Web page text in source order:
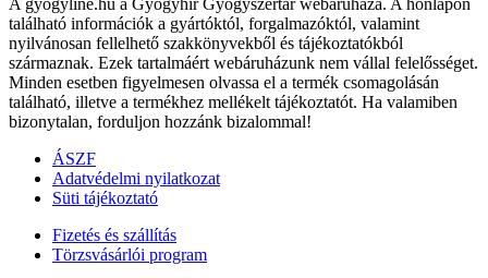
található információk a gyártóktól, forgalmazóktól, valamint
nyilvánosan fellelhető szakkönyvekből és tájékoztatókból
származnak. Ezek tartalmáért webáruházunk nem vállal felelősséget.
Minden esetben figyelmesen olvassa el a termék csomagolásán
található, illetve a termékhez mellékelt tájékoztatót. Ha valamiben
bizonytalan, forduljon hozzánk bizalommal!
ÁSZF
Adatvédelmi nyilatkozat
Süti tájékoztató
Fizetés és szállítás
Törzsvásárlói program